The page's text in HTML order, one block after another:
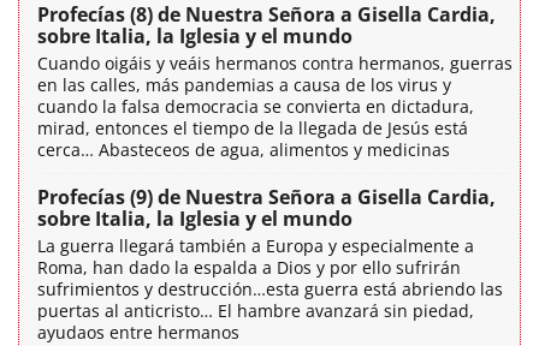
Profecías (8) de Nuestra Señora a Gisella Cardia,
sobre Italia, la Iglesia y el mundo
Cuando oigáis y veáis hermanos contra hermanos, guerras
en las calles, más pandemias a causa de los virus y
cuando la falsa democracia se convierta en dictadura,
mirad, entonces el tiempo de la llegada de Jesús está
cerca… Abasteceos de agua, alimentos y medicinas
Profecías (9) de Nuestra Señora a Gisella Cardia,
sobre Italia, la Iglesia y el mundo
La guerra llegará también a Europa y especialmente a
Roma, han dado la espalda a Dios y por ello sufrirán
sufrimientos y destrucción…esta guerra está abriendo las
puertas al anticristo… El hambre avanzará sin piedad,
ayudaos entre hermanos